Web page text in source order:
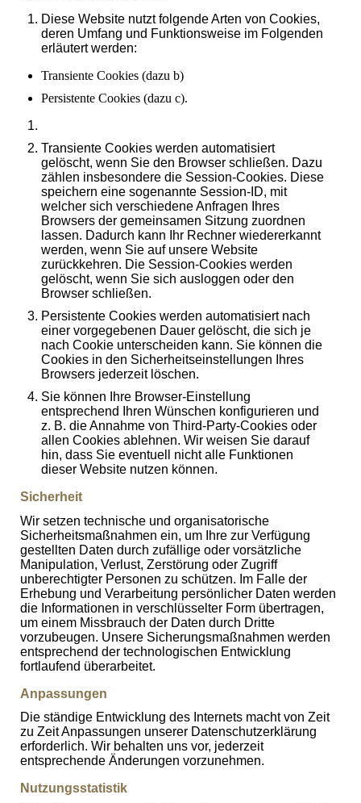
Diese Website nutzt folgende Arten von Cookies,
deren Umfang und Funktionsweise im Folgenden
erläutert werden:
Transiente Cookies (dazu b)
Persistente Cookies (dazu c).
Transiente Cookies werden automatisiert
gelöscht, wenn Sie den Browser schließen. Dazu
zählen insbesondere die Session-Cookies. Diese
speichern eine sogenannte Session-ID, mit
welcher sich verschiedene Anfragen Ihres
Browsers der gemeinsamen Sitzung zuordnen
lassen. Dadurch kann Ihr Rechner wiedererkannt
werden, wenn Sie auf unsere Website
zurückkehren. Die Session-Cookies werden
gelöscht, wenn Sie sich ausloggen oder den
Browser schließen.
Persistente Cookies werden automatisiert nach
einer vorgegebenen Dauer gelöscht, die sich je
nach Cookie unterscheiden kann. Sie können die
Cookies in den Sicherheitseinstellungen Ihres
Browsers jederzeit löschen.
Sie können Ihre Browser-Einstellung
entsprechend Ihren Wünschen konfigurieren und
z. B. die Annahme von Third-Party-Cookies oder
allen Cookies ablehnen. Wir weisen Sie darauf
hin, dass Sie eventuell nicht alle Funktionen
dieser Website nutzen können.
Sicherheit
Wir setzen technische und organisatorische
Sicherheitsmaßnahmen ein, um Ihre zur Verfügung
gestellten Daten durch zufällige oder vorsätzliche
Manipulation, Verlust, Zerstörung oder Zugriff
unberechtigter Personen zu schützen. Im Falle der
Erhebung und Verarbeitung persönlicher Daten werden
die Informationen in verschlüsselter Form übertragen,
um einem Missbrauch der Daten durch Dritte
vorzubeugen. Unsere Sicherungsmaßnahmen werden
entsprechend der technologischen Entwicklung
fortlaufend überarbeitet.
Anpassungen
Die ständige Entwicklung des Internets macht von Zeit
zu Zeit Anpassungen unserer Datenschutzerklärung
erforderlich. Wir behalten uns vor, jederzeit
entsprechende Änderungen vorzunehmen.
Nutzungsstatistik